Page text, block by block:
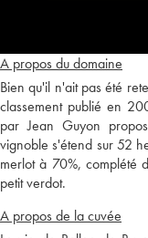
A propos du domaine
Bien qu'il n'ait pas été
classement publié en
par Jean Guyon
vignoble s'étend sur 52
merlot à 70%, complété
petit verdot.
A propos de la cuvée